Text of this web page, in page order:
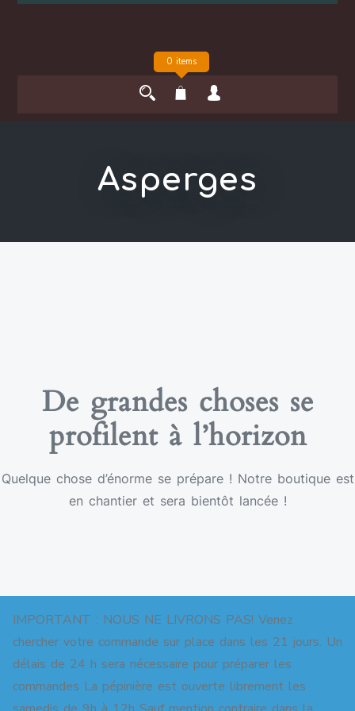
IMPORTANT : NOUS NE LIVRONS PAS! Venez
chercher votre commande sur place dans les 21 jours. Un
délais de 24 h sera nécessaire pour préparer les
commandes La pépinière est ouverte librement les
0 items
Asperges
De grandes choses se
profilent à l’horizon
Quelque chose d’énorme se prépare ! Notre boutique est
en chantier et sera bientôt lancée !
Copyright © 2026 Pépinière pour jardins-forêts. All